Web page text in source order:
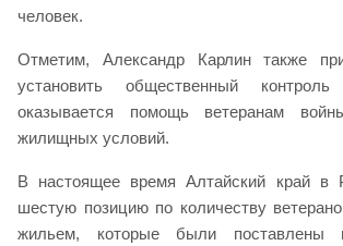
человек.
Отметим, Александр Карлин также
установить общественный
оказывается помощь ветеранам
жилищных условий.
В настоящее время Алтайский край в
шестую позицию по количеству
жильем, которые были поставлены